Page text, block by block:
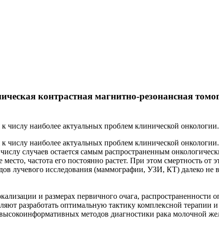
контрастная магнитно-резонансная
наиболее актуальных проблем клинической онкологии.
наиболее актуальных проблем клинической
случаев остается самым распространенным
частота его постоянно растет. При этом смертность от
лучевого исследования (маммографии, УЗИ, КТ) далеко не
и размерах первичного очага, распространенности
разработать оптимальную тактику комплексной терапии
методов диагностики рака молочной